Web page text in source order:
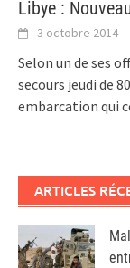
Libye :
3 octobre 2014
Selon un de ses
secours jeudi de
embarcation qui
ARTICLES